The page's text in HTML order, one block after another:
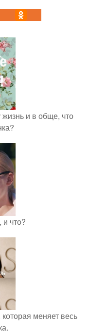
и в обще, что
что?
меняет весь